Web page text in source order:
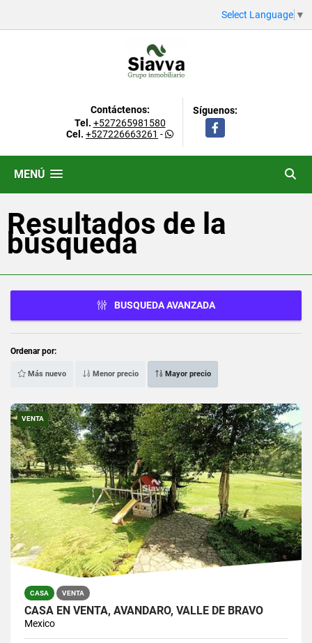
Select Language ▼
Contáctenos:
Tel. +527265981580
Cel. +527226663261 -
Síguenos:
Facebook
MENÚ
Resultados de la
búsqueda
BUSQUEDA AVANZADA
Ordenar por:
Más nuevo Menor precio Mayor precio
VENTA
CASA VENTA
CASA EN VENTA, AVÁNDARO, VALLE DE BRAVO
Mexico